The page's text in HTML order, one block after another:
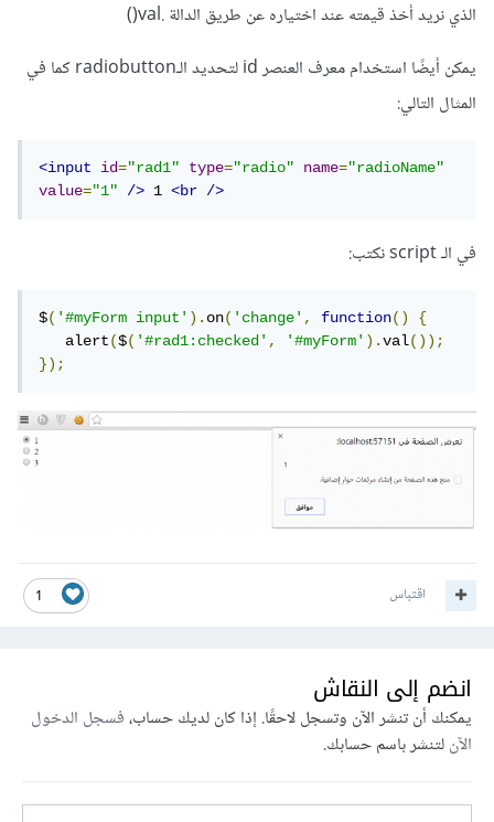
الذي نريد أخذ قيمته عند اختياره عن طريق الدالة .val()
يمكن أيضًا استخدام معرف العنصر id لتحديد الـradiobutton كما في
المثال التالي:
<input id="rad1" type="radio" name="radioName"
value="1" /> 1 <br />
في الـ script نكتب:
$('#myForm input').on('change', function()
{
   alert
($('#rad1:checked', '#myForm').val());
});
1 اقتباس
انضم إلى النقاش
يمكنك أن تنشر الآن وتسجل لاحقًا. إذا كان لديك حساب،فسجل الدخول
الآنلتنشر باسم حسابك.